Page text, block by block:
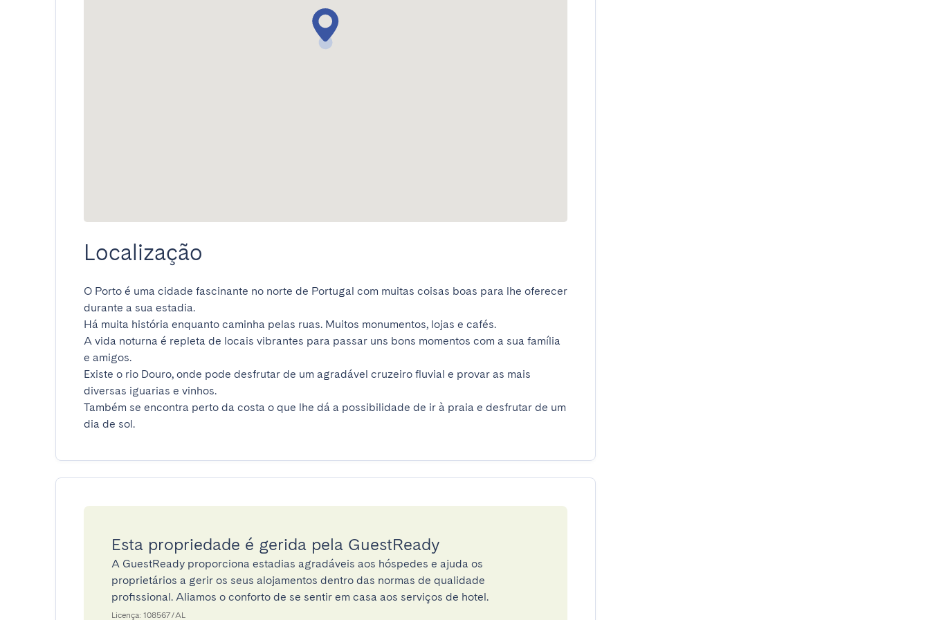
Localização
O Porto é uma cidade fascinante no norte de Portugal com muitas coisas boas para lhe oferecer
durante a sua estadia.
Há muita história enquanto caminha pelas ruas. Muitos monumentos, lojas e cafés.
A vida noturna é repleta de locais vibrantes para passar uns bons momentos com a sua família
e amigos.
Existe o rio Douro, onde pode desfrutar de um agradável cruzeiro fluvial e provar as mais
diversas iguarias e vinhos.
Também se encontra perto da costa o que lhe dá a possibilidade de ir à praia e desfrutar de um
dia de sol.
Esta propriedade é gerida pela GuestReady
A GuestReady proporciona estadias agradáveis aos hóspedes e ajuda os
proprietários a gerir os seus alojamentos dentro das normas de qualidade
profissional. Aliamos o conforto de se sentir em casa aos serviços de hotel.
Licença: 108567/AL